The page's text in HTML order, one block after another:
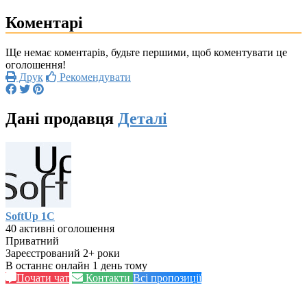
Коментарі
Ще немає коментарів, будьте першими, щоб коментувати це
оголошення!
Друк
Рекомендувати
Дані продавця Деталі
SoftUp 1C
40 активні оголошення
Приватний
Зареєстрований 2+ роки
В останнє онлайн 1 день тому
Почати чат
Контакти Всі пропозиції